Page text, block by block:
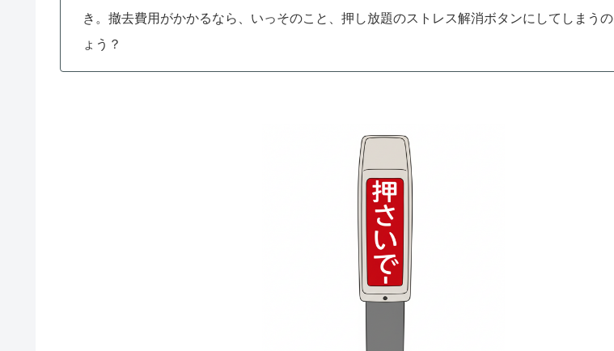
き。撤去費用がかかるなら、いっそのこと、押し放題のストレス解消ボタンにしてしまう
ょう？